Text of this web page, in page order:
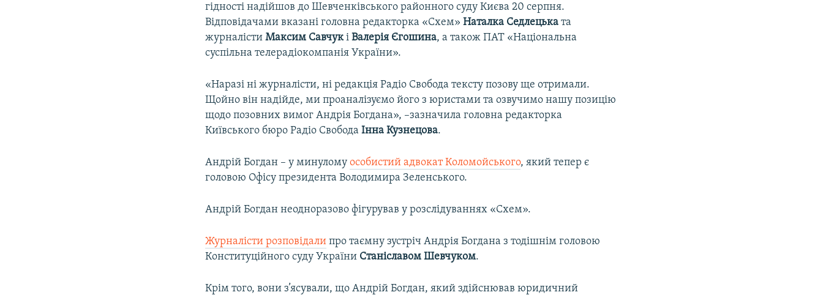
гідності надійшов до Шевченківського районного суду Києва 20 серпня.
Відповідачами вказані головна редакторка «Схем»Наталка Седлецька та
журналісти Максим Савчукі Валерія Єгошина, а також ПАТ «Національна
суспільна телерадіокомпанія України».
«Наразі ні журналісти, ні редакція Радіо Свобода тексту позову ще отримали.
Щойно він надійде, ми проаналізуємо його з юристами та озвучимо нашу позицію
щодо позовних вимог Андрія Богдана», –зазначила головна редакторка
Київського бюро Радіо СвободаІнна Кузнецова.
Андрій Богдан – у минуломуособистий адвокат Коломойського, який тепер є
головою Офісу президента Володимира Зеленського.
Андрій Богдан неодноразово фігурував у розслідуваннях «Схем».
Журналісти розповідали про таємну зустріч Андрія Богдана з тодішнім головою
Конституційного суду України Станіславом Шевчуком.
Крім того, вони з’ясували, що Андрій Богдан, який здійснював юридичний